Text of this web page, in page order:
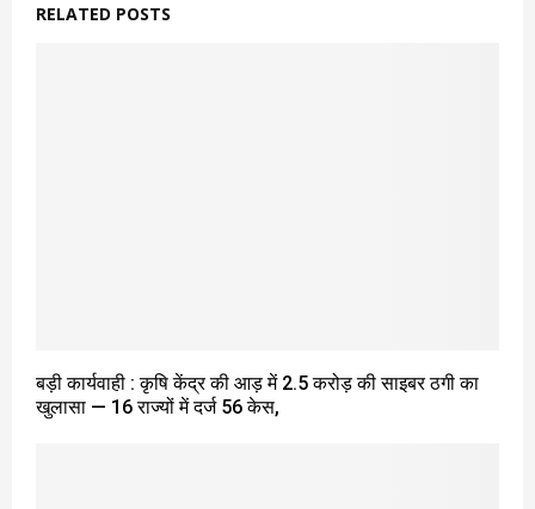
RELATED POSTS
बड़ी कार्यवाही : कृषि केंद्र की आड़ में ₹2.5 करोड़ की साइबर ठगी का
खुलासा — 16 राज्यों में दर्ज 56 केस,